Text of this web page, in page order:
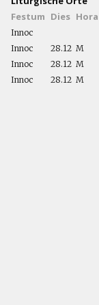
Festum Dies Hora
Innoc
Innoc 28.12 M
Innoc 28.12 M
Innoc 28.12 M